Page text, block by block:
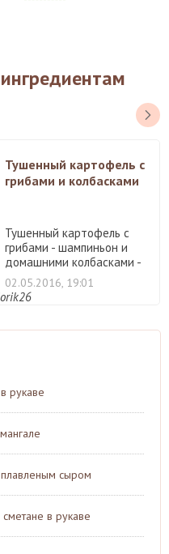
Тушенный картофель с
грибами и колбасками
Тушенный картофель с
грибами - шампиньон и
домашними колбасками -
эт ...
02.05.2016, 19:01
рукаве
сыром
в рукаве